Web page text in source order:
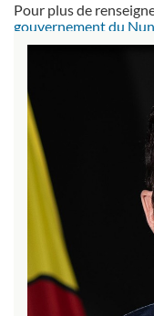
Pour plus de
gouvernement du